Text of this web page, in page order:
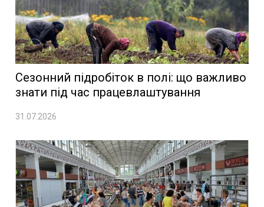
Сезонний підробіток в полі: що важливо
знати під час працевлаштування
31.07.2026